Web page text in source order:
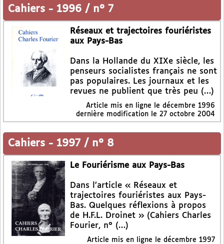
Cahiers - 1996 / n° 7
Réseaux et trajectoires fouriéristes
aux Pays-Bas
Dans la Hollande du XIXe siècle, les
penseurs socialistes français ne sont
pas populaires. Les journaux et les
revues ne publient que très peu (…)
Article mis en ligne le décembre 1996
dernière modification le 27 octobre 2004
Cahiers - 1997 / n° 8
Le Fouriérisme aux Pays-Bas
Dans l’article « Réseaux et
trajectoires fouriéristes aux Pays-
Bas. Quelques réflexions à propos
de H.F.L. Droinet » (Cahiers Charles
Fourier, n° (…)
Article mis en ligne le décembre 1997